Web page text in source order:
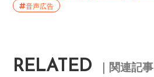
音声広告
RELATED ｜関連記事